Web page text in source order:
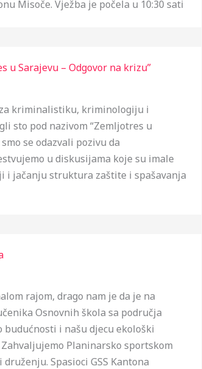
Misoče. Vježba je počela u 10:30 sati
u Sarajevu – Odgovor na krizu”
kriminalistiku, kriminologiju i
sto pod nazivom “Zemljotres u
se odazvali pozivu da
u diskusijama koje su imale
i jačanju struktura zaštite i spašavanja
rajom, drago nam je da je na
Osnovnih škola sa područja
budućnosti i našu djecu ekološki
Planinarsko sportskom
Spasioci GSS Kantona